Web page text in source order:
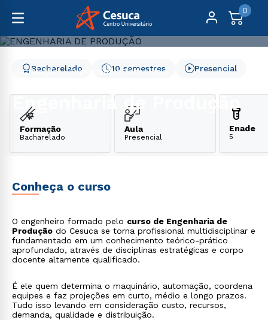
0
Graduação
Engenharia e Tecnologia
Engenharia de Produção
10 semestres
Bacharelado Presencial
Formação
Bacharelado
Aula
Presencial
Enade
5
Conheça o curso
O engenheiro formado pelo curso de Engenharia de
Produção do Cesuca se torna profissional multidisciplinar e
fundamentado em um conhecimento teórico-prático
aprofundado, através de disciplinas estratégicas e corpo
docente altamente qualificado.
É ele quem determina o maquinário, automação, coordena
equipes e faz projeções em curto, médio e longo prazos.
Tudo isso levando em consideração custo, recursos,
demanda, qualidade e distribuição.